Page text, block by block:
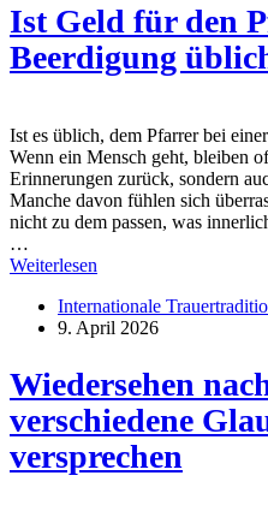
Ist Geld für den
Beerdigung
Ist es üblich, dem Pfarrer bei
Wenn ein Mensch geht, bleiben
Erinnerungen zurück, sondern
Manche davon fühlen sich
nicht zu dem passen, was
…
Weiterlesen
Internationale
9. April 2026
Wiedersehen
verschiedene
versprechen